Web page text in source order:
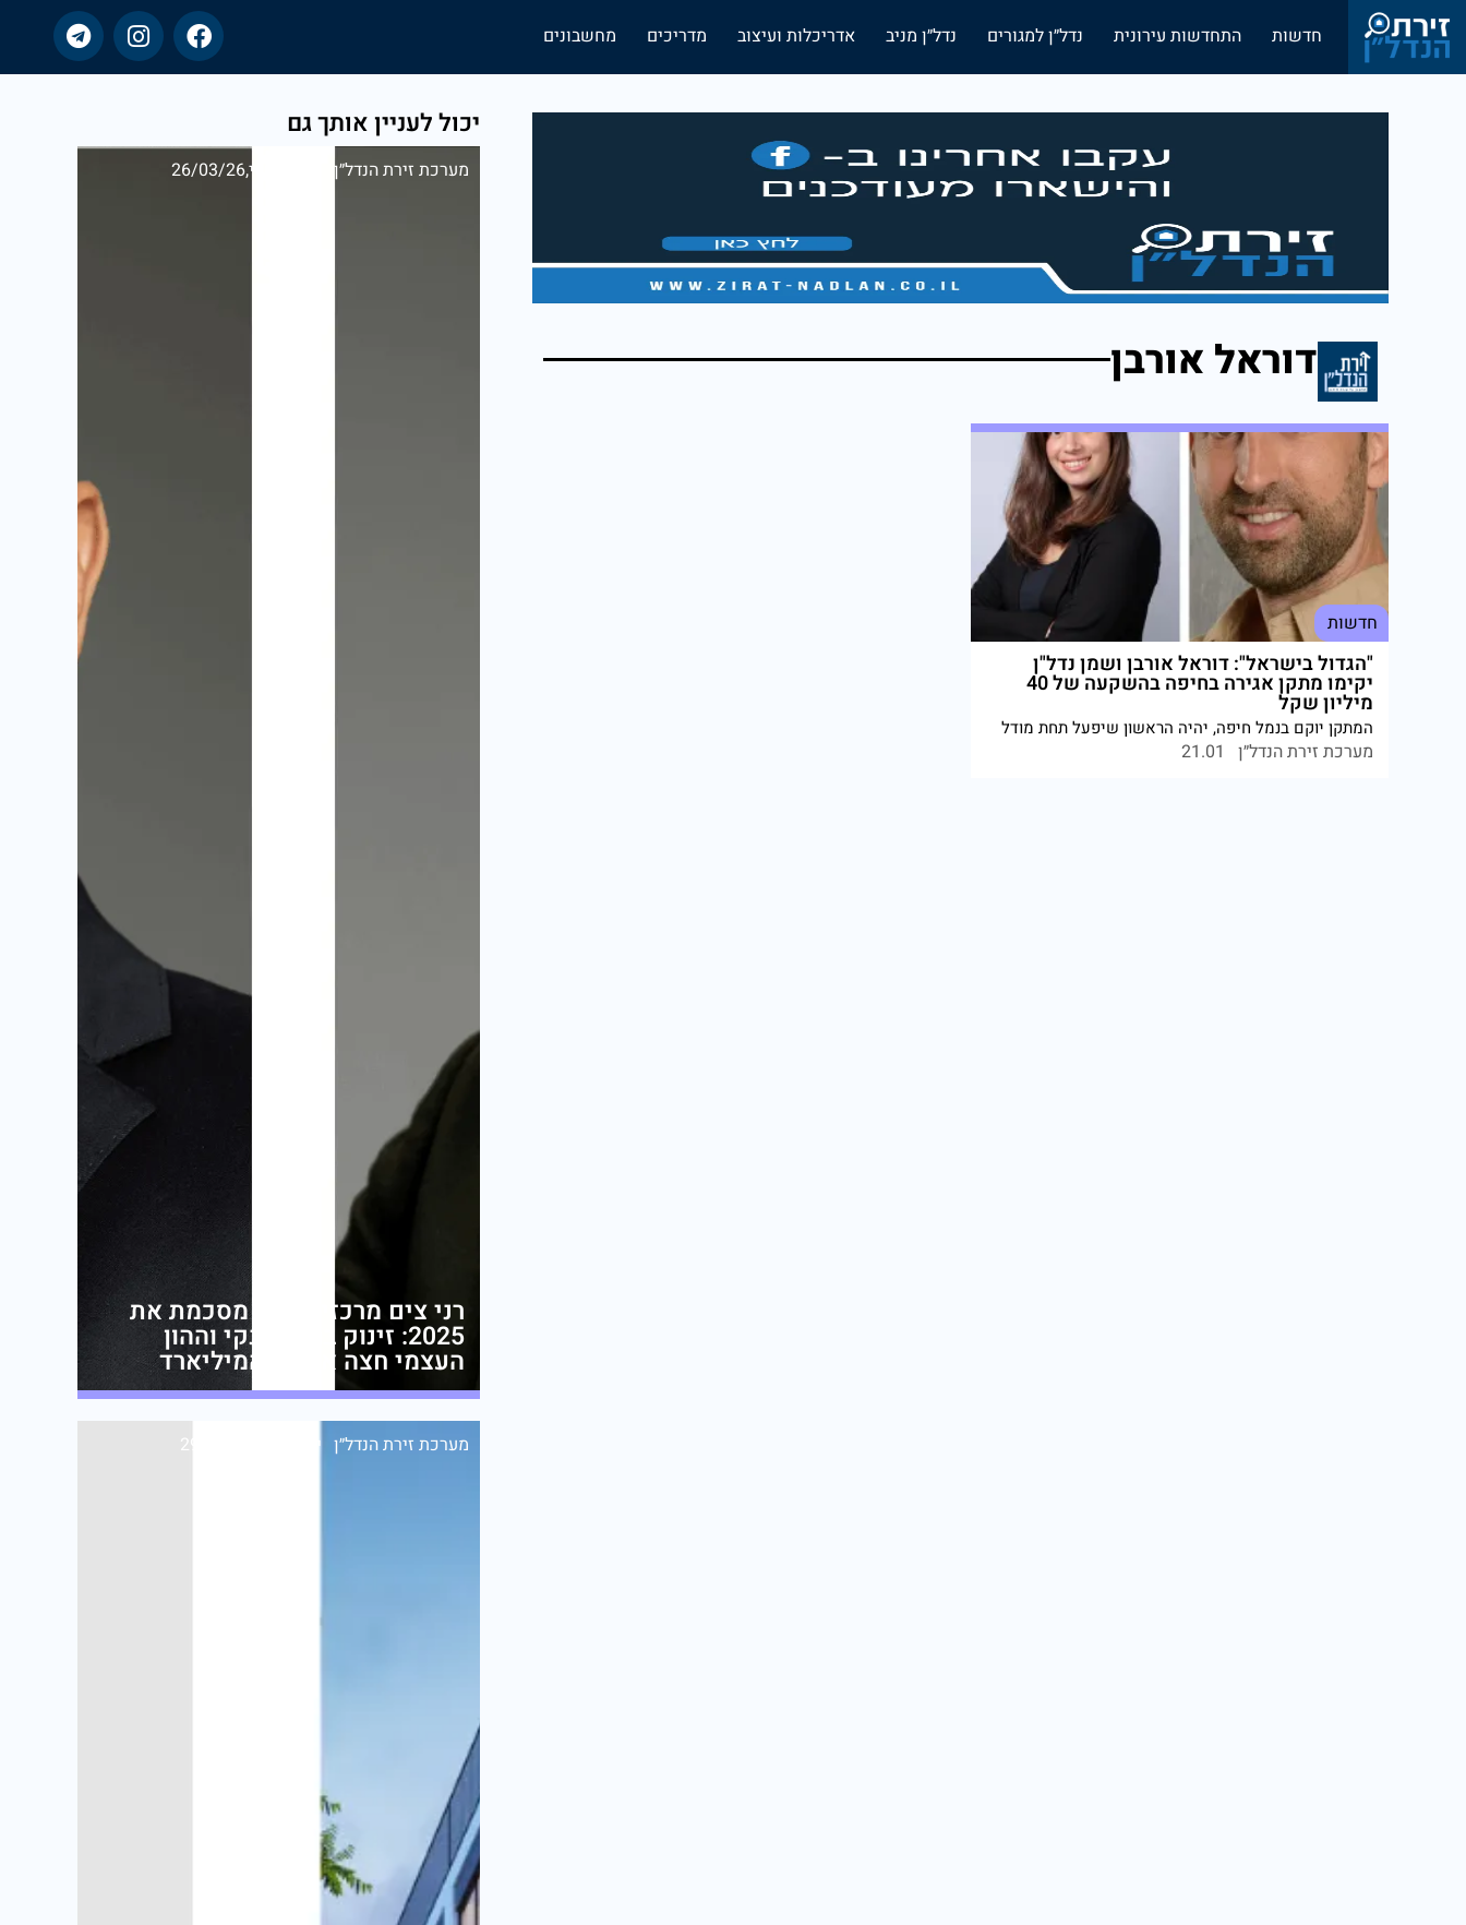
חדשות התחדשות עירונית נדל״ן למגורים נדל״ן מניב אדריכלות ועיצוב מדריכים מחשבונים
יכול לעניין אותך גם
רני צים מרכזי קניות מסכמת את
2025: זינוק ברווח הנקי וההון
העצמי חצה את רף המיליארד
מערכת זירת הנדל״ן יום חמישי,26/03/26
מערכת זירת הנדל״ן יום רביעי,29/04/26
דוראל אורבן
חדשות
"הגדול בישראל": דוראל אורבן ושמן נדל"ן
יקימו מתקן אגירה בחיפה בהשקעה של 40
מיליון שקל
המתקן יוקם בנמל חיפה, יהיה הראשון שיפעל תחת מודל
"אסדרת השוק" ויזכה לפרמיה ייחודית. היקף הפריקה
היומי יעמוד על כ-80 מגה ואט שעה. מנכ"לית דוראל מערכת זירת הנדל״ן 21.01